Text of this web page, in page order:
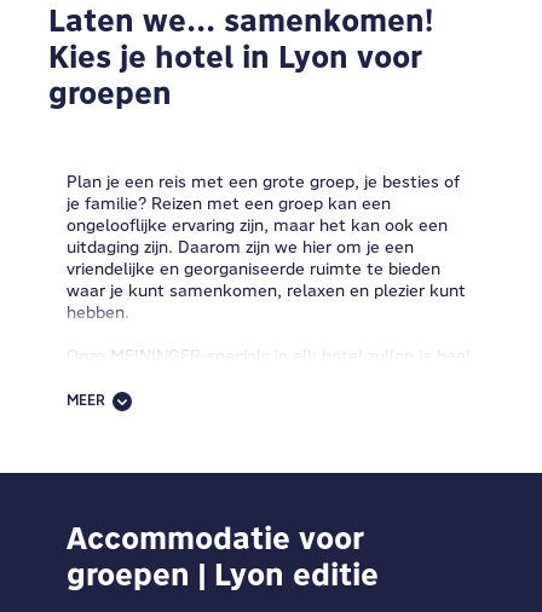
Laten we... samenkomen!
Kies je hotel in Lyon voor
groepen
Plan je een reis met een grote groep, je besties of
je familie? Reizen met een groep kan een
ongelooflijke ervaring zijn, maar het kan ook een
uitdaging zijn. Daarom zijn we hier om je een
vriendelijke en georganiseerde ruimte te bieden
waar je kunt samenkomen, relaxen en plezier kunt
hebben.
Onze MEININGER-specials in elk hotel zullen je heel
badkamers, gastenkeukens, ruime openbare
Ben je op zoek naar ideeën en tips voor je
aanstaande groepsreis? Op de hoogte blijven van
bestemmingen en spannende groepsactiviteiten?
MEER
Accommodatie voor
groepen | Lyon editie